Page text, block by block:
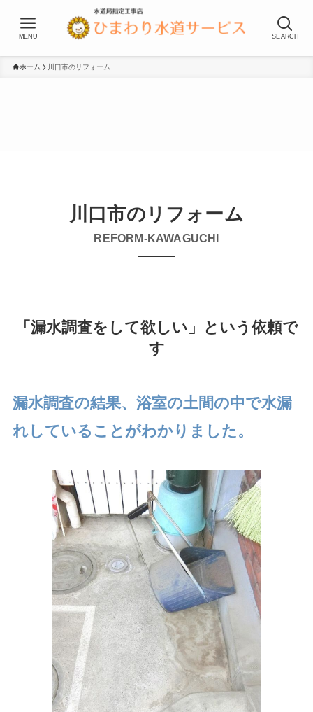
SEARCH
MENU
ホーム 川口市のリフォーム
川口市のリフォーム
REFORM-KAWAGUCHI
「漏水調査をして欲しい」という依頼で
す
漏水調査の結果、浴室の土間の中で水漏
れしていることがわかりました。